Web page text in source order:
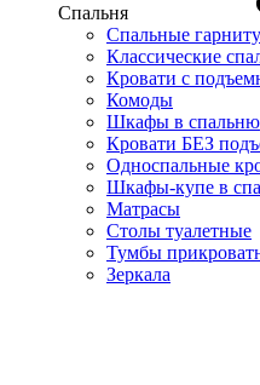
Спальня
Спальные
Классические
Кровати с
Комоды
Шкафы в спальню
Кровати БЕЗ
Односпальные
Шкафы-купе в
Матрасы
Столы туалетные
Тумбы
Зеркала